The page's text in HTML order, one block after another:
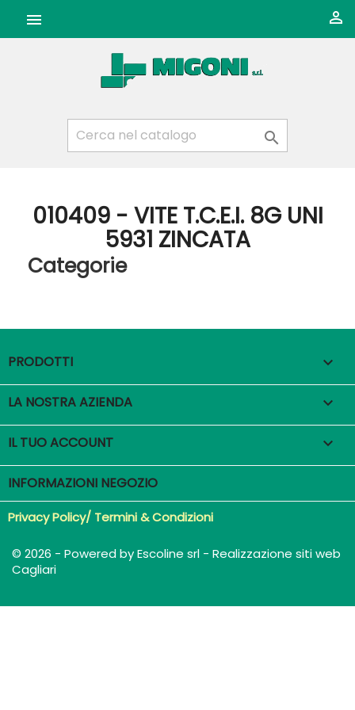
 

010409 - VITE T.C.E.I. 8G UNI
5931 ZINCATA
Categorie
PRODOTTI 
LA NOSTRA AZIENDA 
IL TUO ACCOUNT 
INFORMAZIONI NEGOZIO
Privacy Policy/ Termini & Condizioni
© 2026 - Powered by Escoline srl - Realizzazione siti web
Cagliari